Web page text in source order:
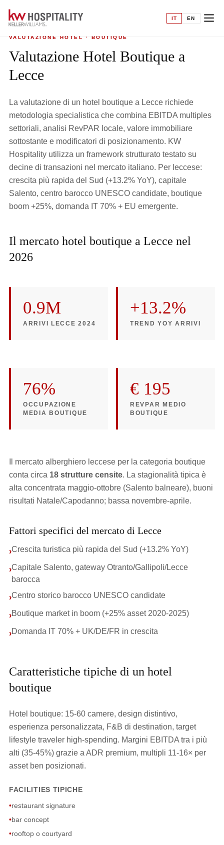
IT EN
Home ›Valutazione hotel
VALUTAZIONE HOTEL · BOUTIQUE
Valutazione Hotel Boutique a
Lecce
La valutazione di un hotel boutique a Lecce richiede
metodologia specialistica che combina EBITDA multiples
settoriali, analisi RevPAR locale, valore immobiliare
sottostante e modificatori di posizionamento. KW
Hospitality utilizza un framework strutturato testato su
decine di transazioni nel mercato italiano. Per leccese:
crescita più rapida del Sud (+13.2% YoY), capitale
Salento, centro barocco UNESCO candidate, boutique
boom +25%, domanda IT 70% + EU emergente.
Il mercato hotel boutique a Lecce nel
2026
0.9M
ARRIVI LECCE 2024
+13.2%
TREND YOY ARRIVI
76%
OCCUPAZIONE
MEDIA BOUTIQUE
€ 195
REVPAR MEDIO
BOUTIQUE
Il mercato alberghiero leccese per la categoria boutique
conta circa 18 strutture censite. La stagionalità tipica è
alta concentrata maggio-ottobre (Salento balneare), buoni
risultati Natale/Capodanno; bassa novembre-aprile.
Fattori specifici del mercato di Lecce
›Crescita turistica più rapida del Sud (+13.2% YoY)
›Capitale Salento, gateway Otranto/Gallipoli/Lecce
barocca
›Centro storico barocco UNESCO candidate
›Boutique market in boom (+25% asset 2020-2025)
›Domanda IT 70% + UK/DE/FR in crescita
Caratteristiche tipiche di un hotel
boutique
Hotel boutique: 15-60 camere, design distintivo,
esperienza personalizzata, F&B di destination, target
lifestyle traveler high-spending. Margini EBITDA tra i più
alti (35-45%) grazie a ADR premium, multipli 11-16× per
asset ben posizionati.
FACILITIES TIPICHE
•restaurant signature
•bar concept
•rooftop o courtyard